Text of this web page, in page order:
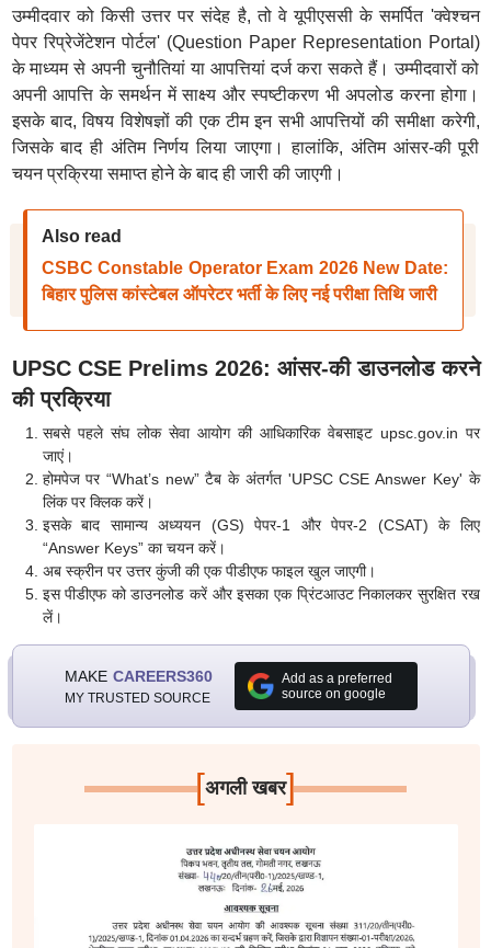
उम्मीदवार को किसी उत्तर पर संदेह है, तो वे यूपीएससी के समर्पित 'क्वेश्चन
पेपर रिप्रेजेंटेशन पोर्टल' (Question Paper Representation Portal)
के माध्यम से अपनी चुनौतियां या आपत्तियां दर्ज करा सकते हैं। उम्मीदवारों को
अपनी आपत्ति के समर्थन में साक्ष्य और स्पष्टीकरण भी अपलोड करना होगा।
इसके बाद, विषय विशेषज्ञों की एक टीम इन सभी आपत्तियों की समीक्षा करेगी,
जिसके बाद ही अंतिम निर्णय लिया जाएगा। हालांकि, अंतिम आंसर-की पूरी
चयन प्रक्रिया समाप्त होने के बाद ही जारी की जाएगी।
Also read
CSBC Constable Operator Exam 2026 New Date:
बिहार पुलिस कांस्टेबल ऑपरेटर भर्ती के लिए नई परीक्षा तिथि जारी
UPSC CSE Prelims 2026: आंसर-की डाउनलोड करने
की प्रक्रिया
सबसे पहले संघ लोक सेवा आयोग की आधिकारिक वेबसाइट upsc.gov.in पर
जाएं।
होमपेज पर “What’s new” टैब के अंतर्गत 'UPSC CSE Answer Key' के
लिंक पर क्लिक करें।
इसके बाद सामान्य अध्ययन (GS) पेपर-1 और पेपर-2 (CSAT) के लिए
“Answer Keys” का चयन करें।
अब स्क्रीन पर उत्तर कुंजी की एक पीडीएफ फाइल खुल जाएगी।
इस पीडीएफ को डाउनलोड करें और इसका एक प्रिंटआउट निकालकर सुरक्षित रख
लें।
MAKE CAREERS360
MY TRUSTED SOURCE
Add as a preferred
source on google
[अगली खबर]